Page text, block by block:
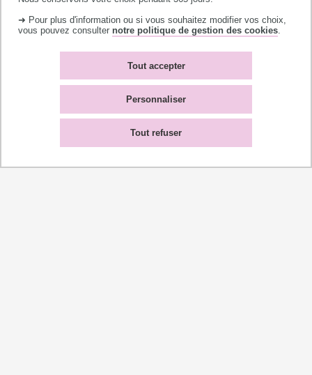
➜ Pour plus d'information ou si vous souhaitez modifier vos choix,
vous pouvez consulter notre politique de gestion des cookies
Tout accepter
Tout refuser
Personnaliser
https://www.service-civique.gouv.fr/